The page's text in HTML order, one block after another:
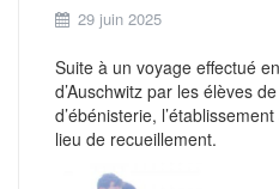
29 juin 2025
Suite à un voyage effectué
d’Auschwitz par les élèves
d’ébénisterie,
lieu de recueillement.